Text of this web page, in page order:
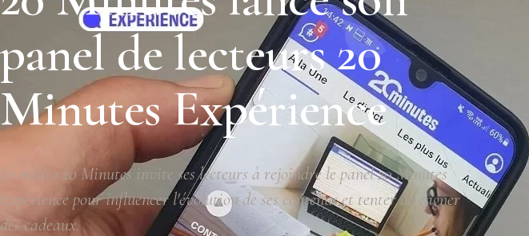
panel de lecteurs 20
Minutes Expérience
Le média 20 Minutes invite ses lecteurs à rejoindre le panel 20 Minutes
Expérience pour influencer l'évolution de ses contenus et tenter de gagner
des cadeaux.